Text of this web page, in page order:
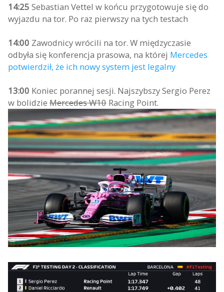
14:25 Sebastian Vettel w końcu przygotowuje się do
wyjazdu na tor. Po raz pierwszy na tych testach
14:00 Zawodnicy wrócili na tor. W międzyczasie
odbyła się konferencja prasowa, na której Mercedes
potwierdził, że ich nowy system jest legalny
13:00 Koniec porannej sesji. Najszybszy Sergio Perez
w bolidzie Mercedes W10 Racing Point.